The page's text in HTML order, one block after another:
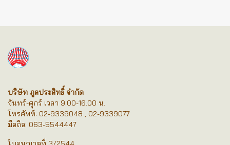
บริษัท ภูลประสิทธิ์ จำกัด
จันทร์-ศุกร์ เวลา 9.00-16.00 น.
โทรศัพท์: 02-9339048 , 02-9339077
มือถือ: 063-5544447